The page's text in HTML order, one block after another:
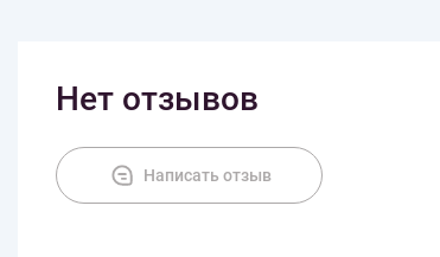
Нет отзывов
Написать отзыв